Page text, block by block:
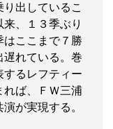
出しているこ
、１３季ぶり
はここまで７勝
遅れている。巻
するレフティー
れば、ＦＷ三浦
が実現する。